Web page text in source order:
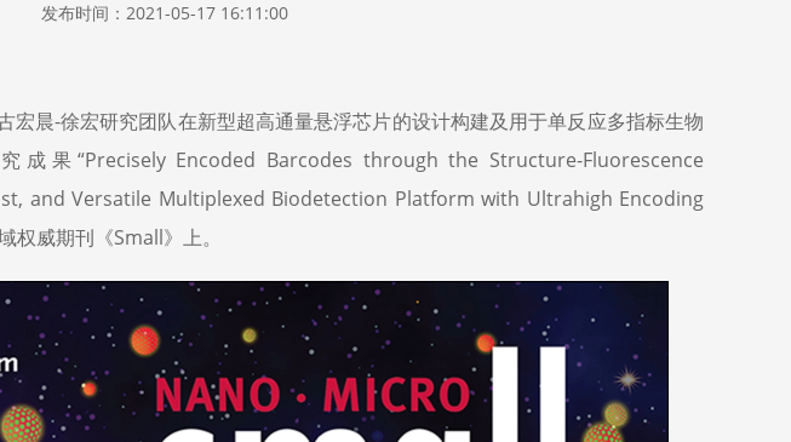
发布时间：2021-05-17 16:11:00
宏晨-徐宏研究团队在新型超高通量悬浮芯片的设计构建及用于单反应多指标生物
“Precisely Encoded Barcodes through the Structure-Fluorescence
and Versatile Multiplexed Biodetection Platform with Ultrahigh Encoding
权威期刊《Small》上。